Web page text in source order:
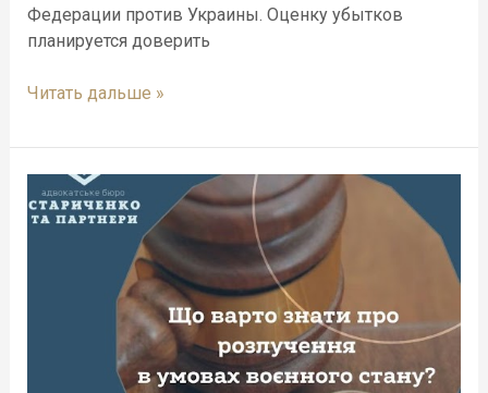
Федерации против Украины. Оценку убытков
планируется доверить
Читать дальше »
Развод
в